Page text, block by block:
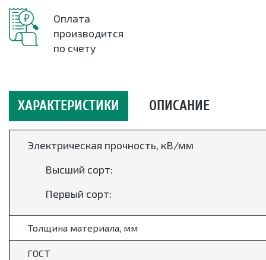
Оплата
производится
по счету
ХАРАКТЕРИСТИКИ ОПИСАНИЕ
Электрическая прочность, кВ/мм
Высший сорт:
Первый сорт:
Толщина материала, мм
ГОСТ